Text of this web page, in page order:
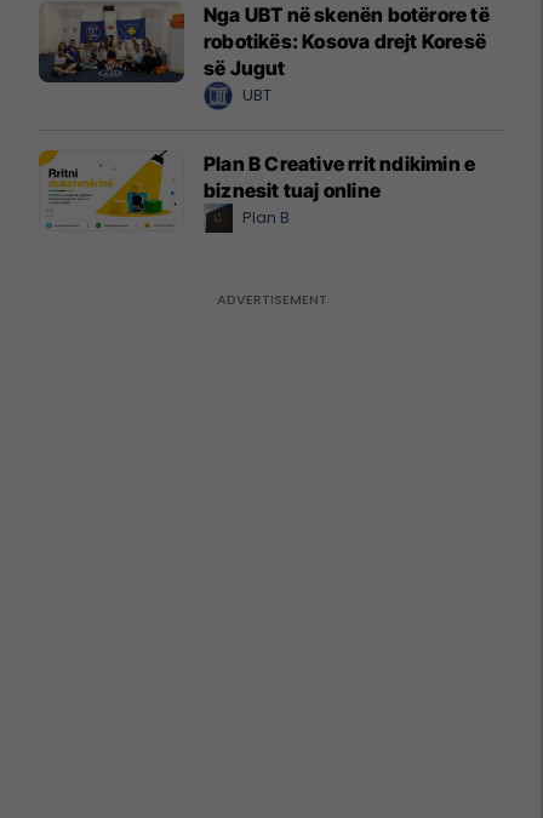
Nga UBT në skenën botërore të
robotikës: Kosova drejt Koresë
së Jugut
UBT
Plan B Creative rrit ndikimin e
biznesit tuaj online
Plan B